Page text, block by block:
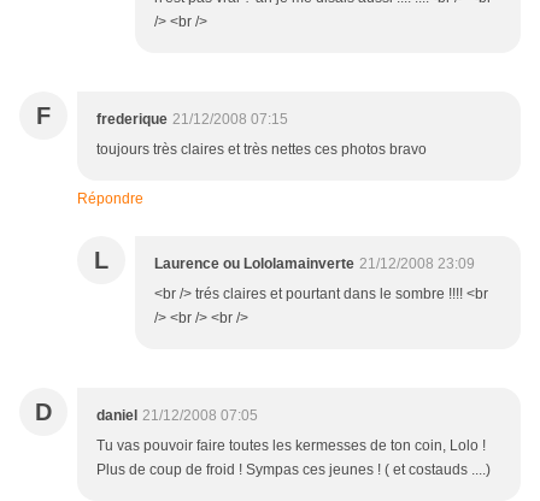
/> <br />
F frederique 21/12/2008 07:15
toujours très claires et très nettes ces photos bravo
Répondre
L Laurence ou Lololamainverte 21/12/2008 23:09
<br /> trés claires et pourtant dans le sombre !!!! <br
/> <br /> <br />
D daniel 21/12/2008 07:05
Tu vas pouvoir faire toutes les kermesses de ton coin, Lolo !
Plus de coup de froid ! Sympas ces jeunes ! ( et costauds ....)